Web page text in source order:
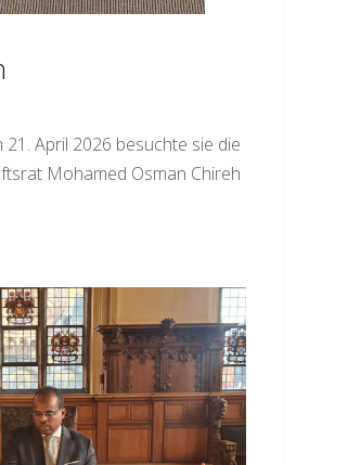
April 2026 besuchte sie die
Mohamed Osman Chireh